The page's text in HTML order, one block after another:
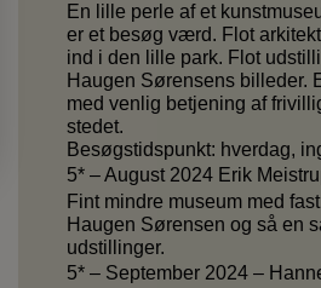
En lille perle af et
er et besøg værd. Flot
ind i den lille park. Flot
Haugen Sørensens billeder.
med venlig betjening af
stedet.
Besøgstidspunkt: hverdag,
5* – August 2024 Erik
Fint mindre museum med
Haugen Sørensen og så en
udstillinger.
5* – September 2024 –